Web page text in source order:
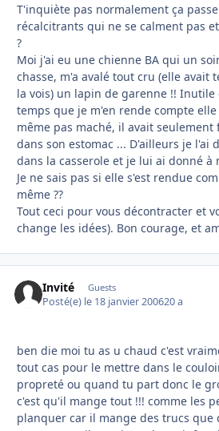
T'inquiète pas normalement ça
récalcitrants qui ne se calment pas
?
Moi j'ai eu une chienne BA qui un
chasse, m'a avalé tout cru (elle avait
la vois) un lapin de garenne !!
temps que je m'en rende compte
même pas maché, il avait
dans son estomac ... D'ailleurs je l'ai
dans la casserole et je lui ai donné à
Je ne sais pas si elle s'est rendue
même ??
Tout ceci pour vous décontracter et
change les idées). Bon courage, et
Invité Guests
Posté(e) le 18 janvier 200620 a
ben die moi tu as u chaud c'est
tout cas pour le mettre dans le
propreté ou quand tu part donc le
c'est qu'il mange tout !!! comme les
planquer car il mange des trucs que